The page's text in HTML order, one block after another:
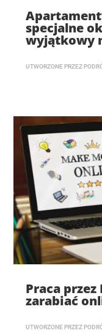
specjalne
wyjątkowy
UTWORZONE PRZEZ
Praca
zarabiać
UTWORZONE PRZEZ